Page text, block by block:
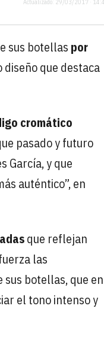
Actualizado: 29/03/2017 ·
sus botellas por
diseño que destaca
cromático
pasado y futuro
García, y que
auténtico”, en
que reflejan
las
botellas, que en
el tono intenso y